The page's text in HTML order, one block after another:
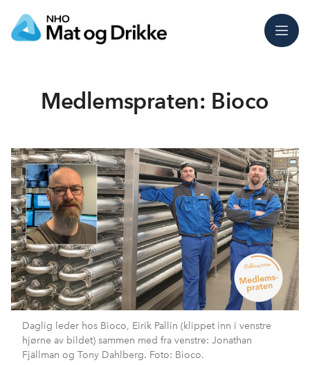
Meny
Medlemspraten: Bioco
Daglig leder hos Bioco, Eirik Pallin (klippet inn i venstre
hjørne av bildet) sammen med fra venstre: Jonathan
Fjällman og Tony Dahlberg. Foto: Bioco.